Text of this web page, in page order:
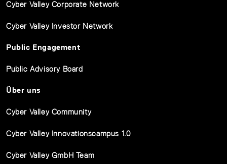
Cyber Valley Corporate Network
Cyber Valley Investor Network
Public Engagement
Public Advisory Board
Über uns
Cyber Valley Community
Cyber Valley Innovationscampus 1.0
Cyber Valley GmbH Team